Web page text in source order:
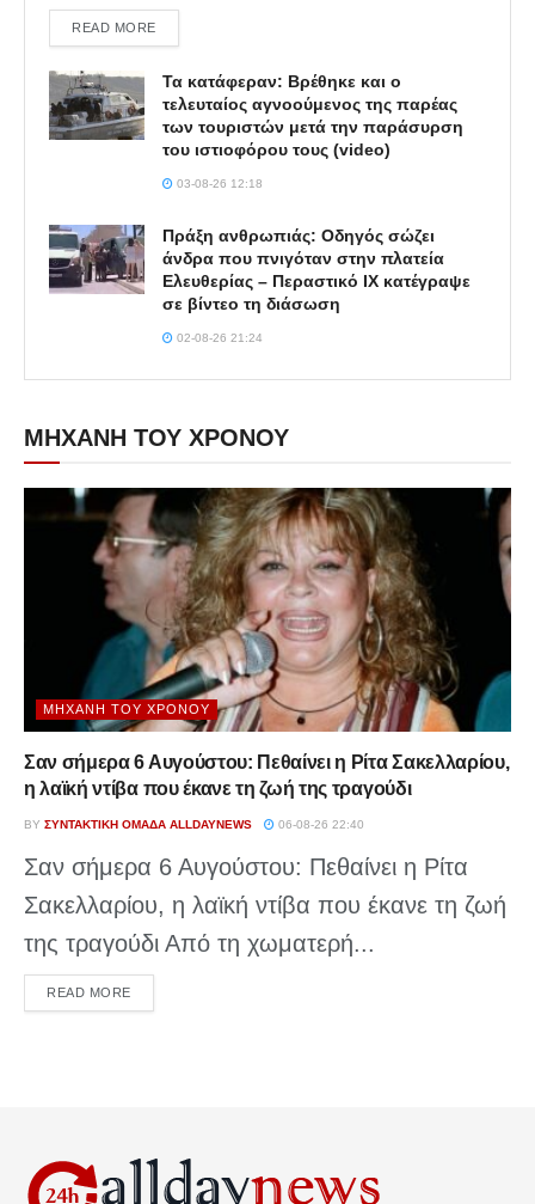
READ MOREDETAILS
Τα κατάφεραν: Βρέθηκε και ο
τελευταίος αγνοούμενος της παρέας
των τουριστών μετά την παράσυρση
του ιστιοφόρου τους (video)
03-08-26 12:18
Πράξη ανθρωπιάς: Οδηγός σώζει
άνδρα που πνιγόταν στην πλατεία
Ελευθερίας – Περαστικό ΙΧ κατέγραψε
σε βίντεο τη διάσωση
02-08-26 21:24
ΜΗΧΑΝΗ ΤΟΥ ΧΡΟΝΟΥ
ΜΗΧΑΝΉ ΤΟΥ ΧΡΌΝΟΥ
Σαν σήμερα 6 Αυγούστου: Πεθαίνει η Ρίτα Σακελλαρίου,
η λαϊκή ντίβα που έκανε τη ζωή της τραγούδι
BY ΣΥΝΤΑΚΤΙΚΉ ΟΜΆΔΑ ALLDAYNEWS 06-08-26 22:40
Σαν σήμερα 6 Αυγούστου: Πεθαίνει η Ρίτα
Σακελλαρίου, η λαϊκή ντίβα που έκανε τη ζωή
της τραγούδι Από τη χωματερή...
READ MOREDETAILS